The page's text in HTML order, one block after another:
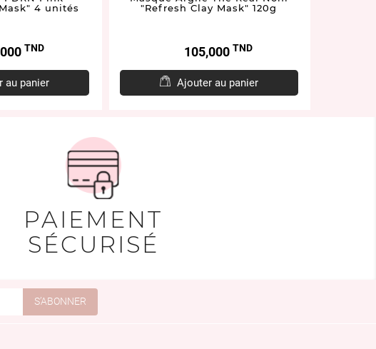
4 unités
TND
au panier
"Refresh Clay Mask" 120g
Prix105,000 TND
Ajouter au panier
PAIEMENT
SÉCURISÉ